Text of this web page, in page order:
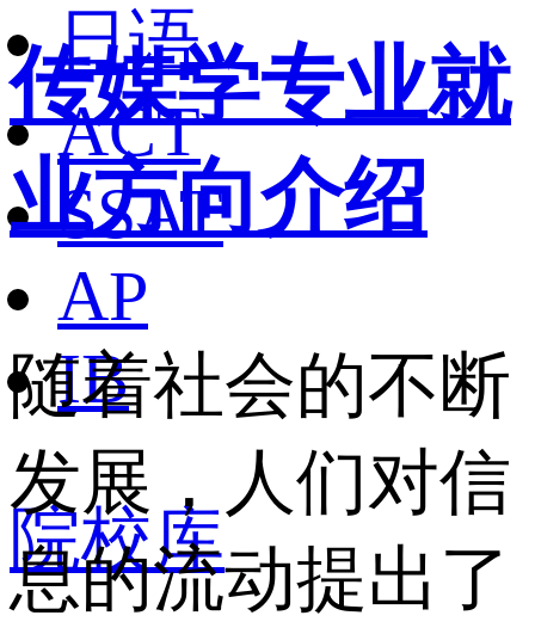
日语
ACT
SSAT
AP
IB
院校库
传媒学专业就
业方向介绍
随着社会的不断
发展，人们对信
息的流动提出了